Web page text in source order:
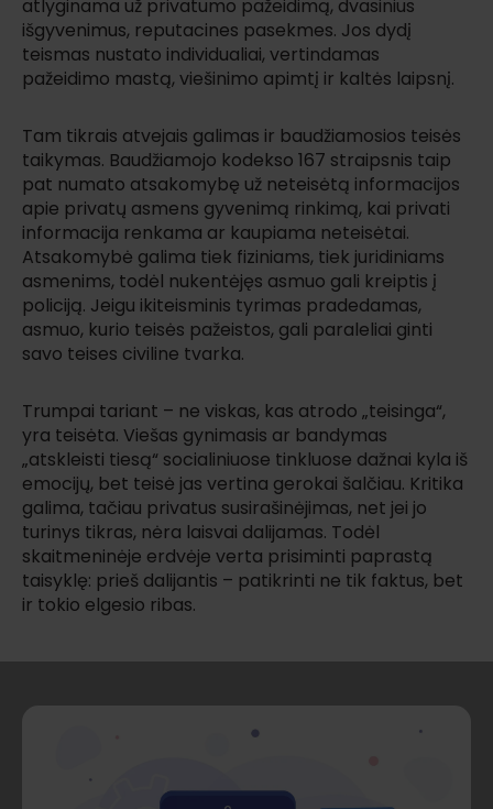
atlyginama už privatumo pažeidimą, dvasinius
išgyvenimus, reputacines pasekmes. Jos dydį
teismas nustato individualiai, vertindamas
pažeidimo mastą, viešinimo apimtį ir kaltės laipsnį.
Tam tikrais atvejais galimas ir baudžiamosios teisės
taikymas. Baudžiamojo kodekso 167 straipsnis taip
pat numato atsakomybę už neteisėtą informacijos
apie privatų asmens gyvenimą rinkimą, kai privati
informacija renkama ar kaupiama neteisėtai.
Atsakomybė galima tiek fiziniams, tiek juridiniams
asmenims, todėl nukentėjęs asmuo gali kreiptis į
policiją. Jeigu ikiteisminis tyrimas pradedamas,
asmuo, kurio teisės pažeistos, gali paraleliai ginti
savo teises civiline tvarka.
Trumpai tariant – ne viskas, kas atrodo „teisinga“,
yra teisėta. Viešas gynimasis ar bandymas
„atskleisti tiesą“ socialiniuose tinkluose dažnai kyla iš
emocijų, bet teisė jas vertina gerokai šalčiau. Kritika
galima, tačiau privatus susirašinėjimas, net jei jo
turinys tikras, nėra laisvai dalijamas. Todėl
skaitmeninėje erdvėje verta prisiminti paprastą
taisyklę: prieš dalijantis – patikrinti ne tik faktus, bet
ir tokio elgesio ribas.